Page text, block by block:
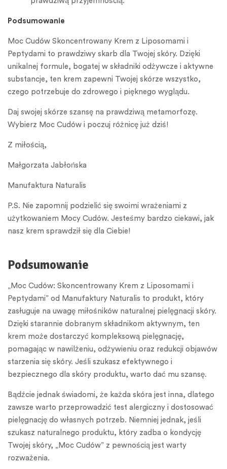
Podsumowanie
Moc Cudów Skoncentrowany Krem z Liposomami i
Peptydami to prawdziwy skarb dla Twojej skóry. Dzięki
unikalnej formule, bogatej w składniki odżywcze i aktywne
substancje, ten krem zapewni Twojej skórze wszystko,
czego potrzebuje do zdrowego i pięknego wyglądu.
Daj swojej skórze szansę na prawdziwą metamorfozę.
Wybierz Moc Cudów i poczuj różnicę już dziś!
Z miłością,
Małgorzata Jabłońska
Manufaktura Naturalis
P.S. Nie zapomnij podzielić się swoimi wrażeniami z
użytkowaniem Mocy Cudów. Jesteśmy bardzo ciekawi, jak
nasz krem sprawdził się dla Ciebie!
Podsumowanie
„Moc Cudów: Skoncentrowany Krem z Liposomami i
Peptydami” od Manufaktury Naturalis to produkt, który
zasługuje na uwagę miłośników naturalnej pielęgnacji skóry.
Dzięki starannie dobranym składnikom aktywnym, ten
krem może dostarczyć kompleksową pielęgnację,
pomagając w nawilżeniu, odżywieniu oraz redukcji objawów
starzenia się skóry. Jeśli szukasz efektywnego i
bezpiecznego dla skóry produktu, warto dać mu szansę.
Bądźcie jednak świadomi, że każda skóra jest inna, dlatego
zawsze warto przeprowadzić test alergiczny i dostosować
pielęgnację do własnych potrzeb. Niemniej jednak, jeśli
szukasz naturalnego produktu, który zadba o kondycję
Twojej skóry, „Moc Cudów” z pewnością jest warty
rozważenia.